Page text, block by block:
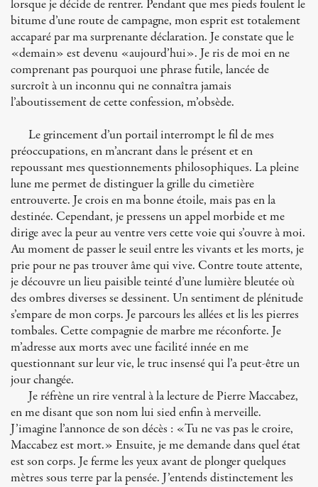
lorsque je décide de rentrer. Pendant que mes pieds foulent le
bitume d’une route de campagne, mon esprit est totalement
accaparé par ma surprenante déclaration. Je constate que le
«demain» est devenu «aujourd’hui». Je ris de moi en ne
comprenant pas pourquoi une phrase futile, lancée de
surcroît à un inconnu qui ne connaîtra jamais
l’aboutissement de cette confession, m’obsède.
Le grincement d’un portail interrompt le fil de mes
préoccupations, en m’ancrant dans le présent et en
repoussant mes questionnements philosophiques. La pleine
lune me permet de distinguer la grille du cimetière
entrouverte. Je crois en ma bonne étoile, mais pas en la
destinée. Cependant, je pressens un appel morbide et me
dirige avec la peur au ventre vers cette voie qui s’ouvre à moi.
Au moment de passer le seuil entre les vivants et les morts, je
prie pour ne pas trouver âme qui vive. Contre toute attente,
je découvre un lieu paisible teinté d’une lumière bleutée où
des ombres diverses se dessinent. Un sentiment de plénitude
s’empare de mon corps. Je parcours les allées et lis les pierres
tombales. Cette compagnie de marbre me réconforte. Je
m’adresse aux morts avec une facilité innée en me
questionnant sur leur vie, le truc insensé qui l’a peut-être un
jour changée.
Je réfrène un rire ventral à la lecture de Pierre Maccabez,
en me disant que son nom lui sied enfin à merveille.
J’imagine l’annonce de son décès : «Tu ne vas pas le croire,
Maccabez est mort.» Ensuite, je me demande dans quel état
est son corps. Je ferme les yeux avant de plonger quelques
mètres sous terre par la pensée. J’entends distinctement les